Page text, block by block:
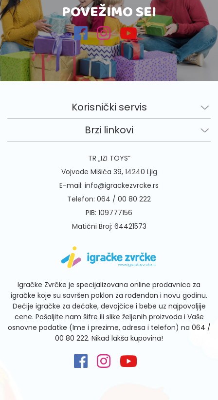
POVEŽIMO SE!
Korisnički servis
Brzi linkovi
TR „IZI TOYS“
Vojvode Mišića 39, 14240 Ljig
E-mail: info@igrackezvrcke.rs
Telefon: 064 / 00 80 222
PIB: 109777156
Matični Broj: 64421573
Igračke Zvrčke je specijalizovana online prodavnica za
igračke koje su savršen poklon za rođendan i novu godinu.
Dečije igračke za dečake, devojčice i bebe uz najpovoljije
cene. Pošaljite nam šifre ili slike željenih proizvoda i Vaše
osnovne podatke (Ime i prezime, adresa i telefon) na 064 /
00 80 222. Nikad lakša kupovina!